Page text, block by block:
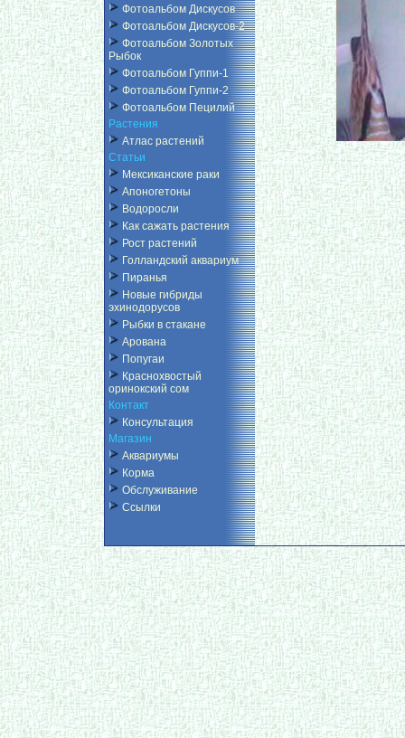
Фотоальбом Дискусов
Фотоальбом Дискусов-2
Фотоальбом Золотых
Рыбок
Фотоальбом Гуппи-1
Фотоальбом Гуппи-2
Фотоальбом Пецилий
Растения
Атлас растений
Статьи
Мексиканские раки
Апоногетоны
Водоросли
Как сажать растения
Рост растений
Голландский аквариум
Пиранья
Новые гибриды
эхинодорусов
Рыбки в стакане
Арована
Попугаи
Краснохвостый
оринокский сом
Контакт
Консультация
Магазин
Аквариумы
Корма
Обслуживание
Ссылки